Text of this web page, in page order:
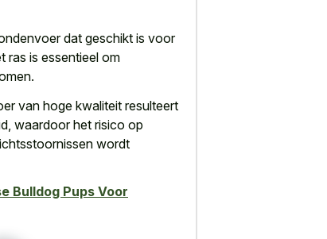
dat geschikt is voor
ras is essentieel om
van hoge kwaliteit resulteert
waardoor het risico op
wordt
Bulldog Pups Voor